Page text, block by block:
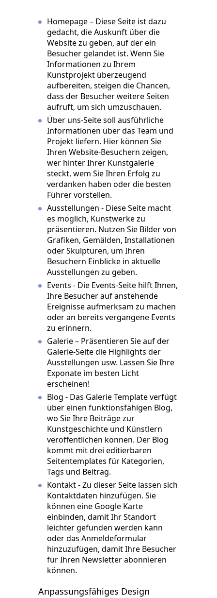
Homepage – Diese Seite ist dazu
gedacht, die Auskunft über die
Website zu geben, auf der ein
Besucher gelandet ist. Wenn Sie
Informationen zu Ihrem
Kunstprojekt überzeugend
aufbereiten, steigen die Chancen,
dass der Besucher weitere Seiten
aufruft, um sich umzuschauen.
Über uns-Seite soll ausführliche
Informationen über das Team und
Projekt liefern. Hier können Sie
Ihren Website-Besuchern zeigen,
wer hinter Ihrer Kunstgalerie
steckt, wem Sie Ihren Erfolg zu
verdanken haben oder die besten
Führer vorstellen.
Ausstellungen - Diese Seite macht
es möglich, Kunstwerke zu
präsentieren. Nutzen Sie Bilder von
Grafiken, Gemälden, Installationen
oder Skulpturen, um Ihren
Besuchern Einblicke in aktuelle
Ausstellungen zu geben.
Events - Die Events-Seite hilft Ihnen,
Ihre Besucher auf anstehende
Ereignisse aufmerksam zu machen
oder an bereits vergangene Events
zu erinnern.
Galerie – Präsentieren Sie auf der
Galerie-Seite die Highlights der
Ausstellungen usw. Lassen Sie Ihre
Exponate im besten Licht
erscheinen!
Blog - Das Galerie Template verfügt
über einen funktionsfähigen Blog,
wo Sie Ihre Beiträge zur
Kunstgeschichte und Künstlern
veröffentlichen können. Der Blog
kommt mit drei editierbaren
Seitentemplates für Kategorien,
Tags und Beitrag.
Kontakt - Zu dieser Seite lassen sich
Kontaktdaten hinzufügen. Sie
können eine Google Karte
einbinden, damit Ihr Standort
leichter gefunden werden kann
oder das Anmeldeformular
hinzuzufügen, damit Ihre Besucher
für Ihren Newsletter abonnieren
können.
Anpassungsfähiges Design